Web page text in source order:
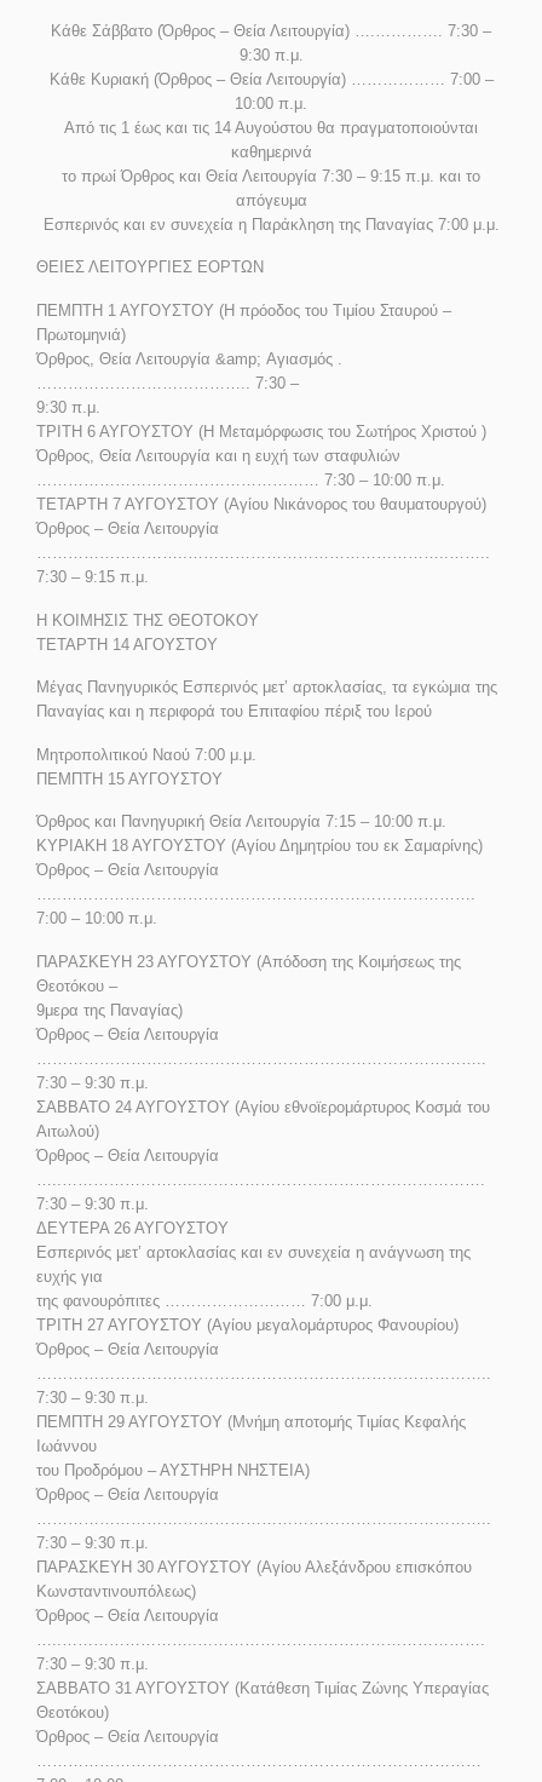
Κάθε Σάββατο (Όρθρος – Θεία Λειτουργία) ….…………. 7:30 –
9:30 π.μ.
Κάθε Κυριακή (Όρθρος – Θεία Λειτουργία) ……………… 7:00 –
10:00 π.μ.
Από τις 1 έως και τις 14 Αυγούστου θα πραγματοποιούνται
καθημερινά
το πρωί Όρθρος και Θεία Λειτουργία 7:30 – 9:15 π.μ. και το
απόγευμα
Εσπερινός και εν συνεχεία η Παράκληση της Παναγίας 7:00 μ.μ.
ΘΕΙΕΣ ΛΕΙΤΟΥΡΓΙΕΣ ΕΟΡΤΩΝ
ΠΕΜΠΤΗ 1 ΑΥΓΟΥΣΤΟΥ (Η πρόοδος του Τιμίου Σταυρού –
Πρωτομηνιά)
Όρθρος, Θεία Λειτουργία &amp; Αγιασμός .
………………………………….. 7:30 –
9:30 π.μ.
ΤΡΙΤΗ 6 ΑΥΓΟΥΣΤΟΥ (Η Μεταμόρφωσις του Σωτήρος Χριστού )
Όρθρος, Θεία Λειτουργία και η ευχή των σταφυλιών
……………………………………………… 7:30 – 10:00 π.μ.
ΤΕΤΑΡΤΗ 7 ΑΥΓΟΥΣΤΟΥ (Αγίου Νικάνορος του θαυματουργού)
Όρθρος – Θεία Λειτουργία
7:30 – 9:15 π.μ.
Η ΚΟΙΜΗΣΙΣ ΤΗΣ ΘΕΟΤΟΚΟΥ
ΤΕΤΑΡΤΗ 14 ΑΓΟΥΣΤΟΥ
Μέγας Πανηγυρικός Εσπερινός μετ’ αρτοκλασίας, τα εγκώμια της
Παναγίας και η περιφορά του Επιταφίου πέριξ του Ιερού
Μητροπολιτικού Ναού 7:00 μ.μ.
ΠΕΜΠΤΗ 15 ΑΥΓΟΥΣΤΟΥ
Όρθρος και Πανηγυρική Θεία Λειτουργία 7:15 – 10:00 π.μ.
ΚΥΡΙΑΚΗ 18 ΑΥΓΟΥΣΤΟΥ (Αγίου Δημητρίου του εκ Σαμαρίνης)
Όρθρος – Θεία Λειτουργία
…..…………………………………………………………………….
7:00 – 10:00 π.μ.
ΠΑΡΑΣΚΕΥΗ 23 ΑΥΓΟΥΣΤΟΥ (Απόδοση της Κοιμήσεως της
Θεοτόκου –
9μερα της Παναγίας)
Όρθρος – Θεία Λειτουργία
7:30 – 9:30 π.μ.
ΣΑΒΒΑΤΟ 24 ΑΥΓΟΥΣΤΟΥ (Αγίου εθνοϊερομάρτυρος Κοσμά του
Αιτωλού)
Όρθρος – Θεία Λειτουργία
7:30 – 9:30 π.μ.
ΔΕΥΤΕΡΑ 26 ΑΥΓΟΥΣΤΟΥ
Εσπερινός μετ’ αρτοκλασίας και εν συνεχεία η ανάγνωση της
ευχής για
της φανουρόπιτες ……………………… 7:00 μ.μ.
ΤΡΙΤΗ 27 ΑΥΓΟΥΣΤΟΥ (Αγίου μεγαλομάρτυρος Φανουρίου)
Όρθρος – Θεία Λειτουργία
7:30 – 9:30 π.μ.
ΠΕΜΠΤΗ 29 ΑΥΓΟΥΣΤΟΥ (Μνήμη αποτομής Τιμίας Κεφαλής
Ιωάννου
του Προδρόμου – ΑΥΣΤΗΡΗ ΝΗΣΤΕΙΑ)
Όρθρος – Θεία Λειτουργία
7:30 – 9:30 π.μ.
ΠΑΡΑΣΚΕΥΗ 30 ΑΥΓΟΥΣΤΟΥ (Αγίου Αλεξάνδρου επισκόπου
Κωνσταντινουπόλεως)
Όρθρος – Θεία Λειτουργία
7:30 – 9:30 π.μ.
ΣΑΒΒΑΤΟ 31 ΑΥΓΟΥΣΤΟΥ (Κατάθεση Τιμίας Ζώνης Υπεραγίας
Θεοτόκου)
Όρθρος – Θεία Λειτουργία